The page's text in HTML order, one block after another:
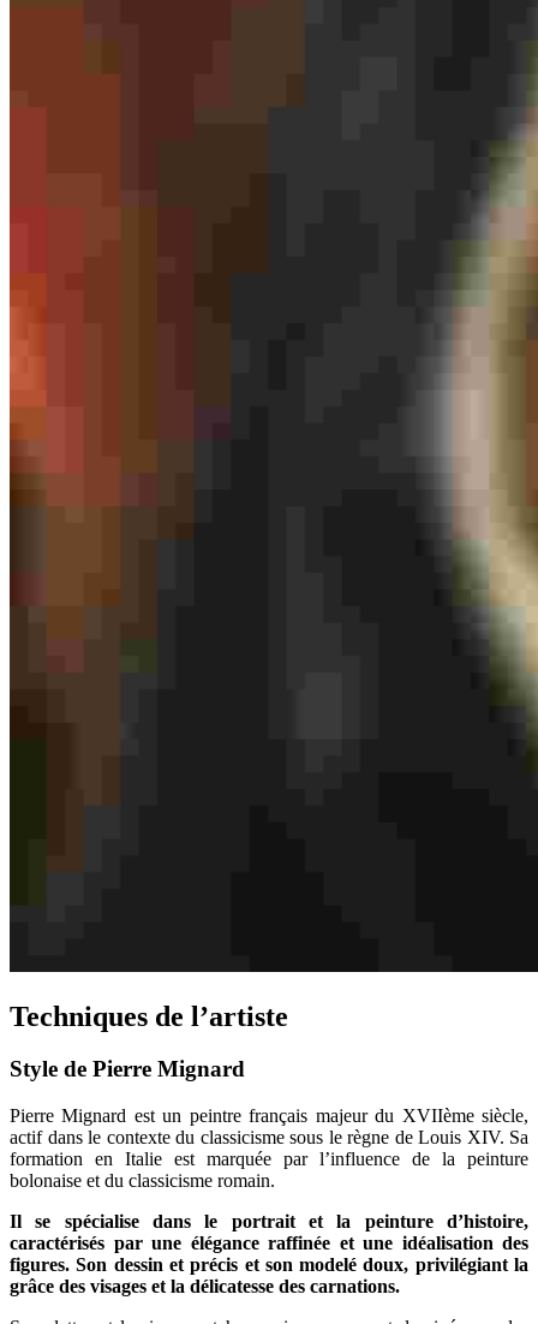
Techniques de l’artiste
Style de Pierre Mignard
Pierre Mignard est un peintre français majeur du XVIIème siècle,
actif dans le contexte du classicisme sous le règne de Louis XIV. Sa
formation en Italie est marquée par l’influence de la peinture
bolonaise et du classicisme romain.
Il se spécialise dans le portrait et la peinture d’histoire,
caractérisés par une élégance raffinée et une idéalisation des
figures. Son dessin et précis et son modelé doux, privilégiant la
grâce des visages et la délicatesse des carnations.